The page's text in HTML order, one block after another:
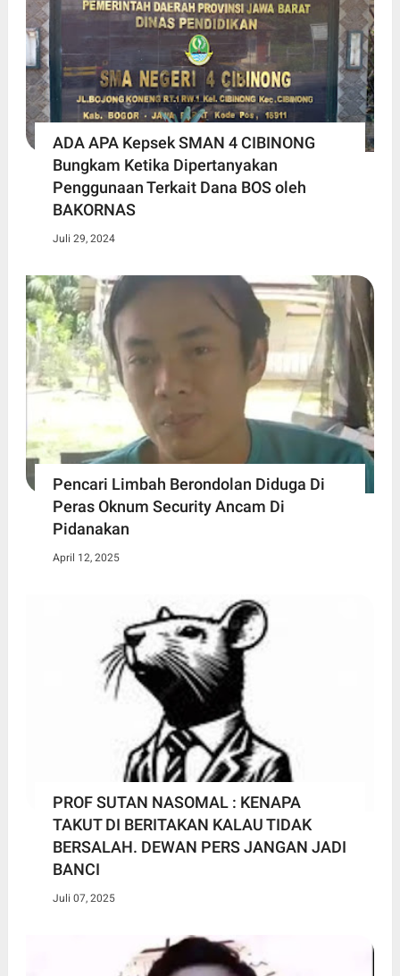
ADA APA Kepsek SMAN 4 CIBINONG
Bungkam Ketika Dipertanyakan
Penggunaan Terkait Dana BOS oleh
BAKORNAS
Juli 29, 2024
Pencari Limbah Berondolan Diduga Di
Peras Oknum Security Ancam Di
Pidanakan
April 12, 2025
PROF SUTAN NASOMAL : KENAPA
TAKUT DI BERITAKAN KALAU TIDAK
BERSALAH. DEWAN PERS JANGAN JADI
BANCI
Juli 07, 2025